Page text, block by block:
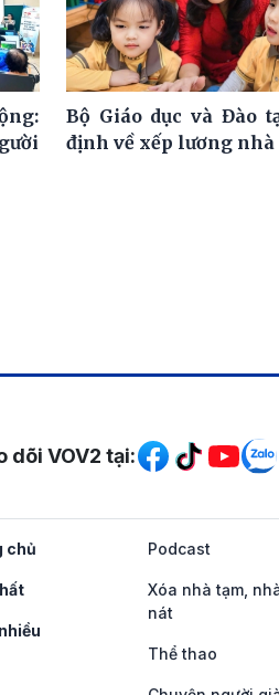
Bộ Giáo dục và Đào
định về xếp lương nhà
xã hội
dõi VOV2 tại:
chủ Podcast
Xóa nhà tạm,
nát
Thể thao